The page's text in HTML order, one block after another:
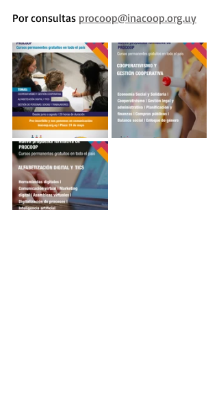
Por consultas procoop@inacoop.org.uy